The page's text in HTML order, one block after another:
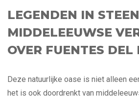
LEGENDEN IN
MIDDELEEUWSE
OVER FUENTES DEL
Deze natuurlijke oase is niet alleen
het is ook doordrenkt van